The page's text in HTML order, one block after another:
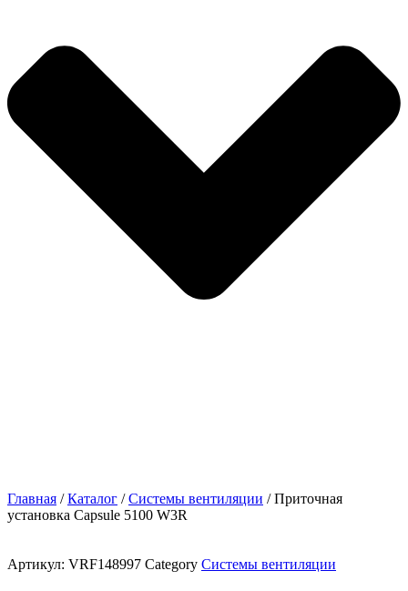
Главная /Каталог /Системы вентиляции / Приточная
установка Capsule 5100 W3R
Артикул: VRF148997 Category Системы вентиляции